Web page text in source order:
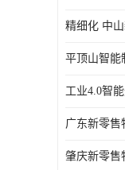
平顶山智能